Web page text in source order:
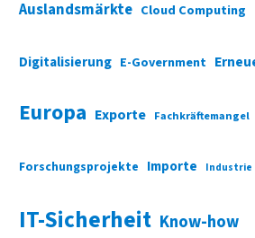
Auslandsmärkte Cloud Computing
Digitalisierung E-Government
Europa Exporte Fachkräftemangel
Forschungsprojekte Importe Industrie
IT-Sicherheit Know-how